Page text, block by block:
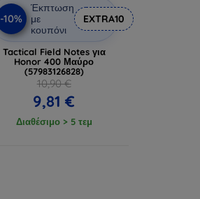
-10%
Έκπτωση
με
κουπόνι
EXTRA10
Tactical Field Notes για
Honor 400 Μαύρο
(57983126828)
10,90 €
9,81 €
Διαθέσιμο > 5 τεμ